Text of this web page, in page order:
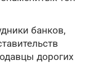
банков,
дорогих